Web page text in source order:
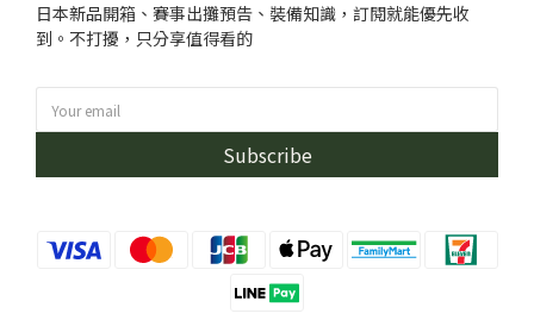
日本新品開箱、賽事出攤預告、裝備知識，訂閱就能優先收
到。不打擾，只分享值得看的
Subscribe